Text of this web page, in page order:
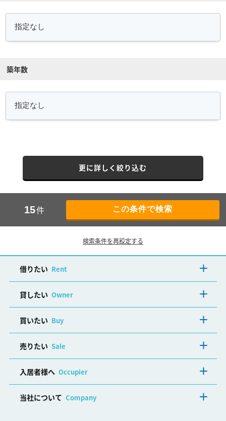
築年数
更に詳しく絞り込む
15件
検索条件を再設定する
借りたい Rent
貸したい Owner
買いたい Buy
売りたい Sale
入居者様へ Occupier
当社について Company